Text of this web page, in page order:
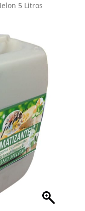
5 Litros